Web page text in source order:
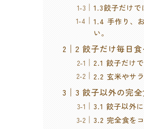
1.3餃子だけ
1.4 手作り、
い。
2 餃子だけ毎日
2.1 餃子だけ
2.2 玄米やサ
3 餃子以外の完
3.1 餃子以外
3.2 完全食を